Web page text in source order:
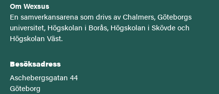
Om Wexsus
En samverkansarena som drivs av Chalmers, Göteborgs
universitet, Högskolan i Borås, Högskolan i Skövde och
Högskolan Väst.
Besöksadress
Aschebergsgatan 44
Göteborg